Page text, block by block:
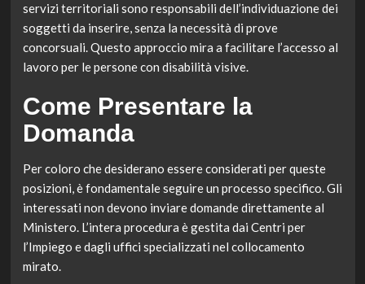
servizi territoriali sono responsabili dell’individuazione dei
soggetti da inserire, senza la necessità di prove
concorsuali. Questo approccio mira a facilitare l’accesso al
lavoro per le persone con disabilità visive.
Come Presentare la
Domanda
Per coloro che desiderano essere considerati per queste
posizioni, è fondamentale seguire un processo specifico. Gli
interessati non devono inviare domande direttamente al
Ministero. L’intera procedura è gestita dai Centri per
l’Impiego e dagli uffici specializzati nel collocamento
mirato.